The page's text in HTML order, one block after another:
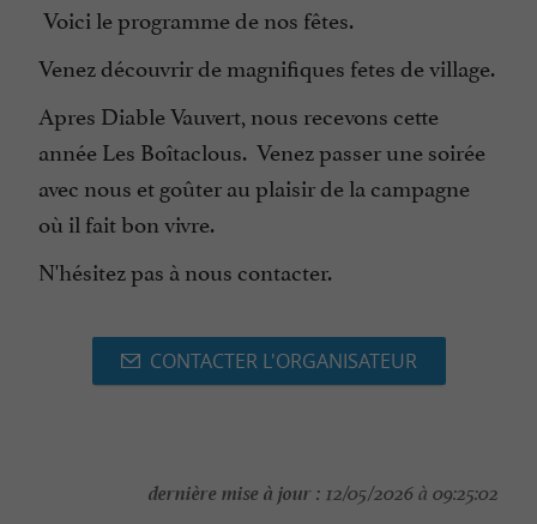
Voici le programme de nos fêtes.
Venez découvrir de magnifiques fetes de village.
Apres Diable Vauvert, nous recevons cette
année Les Boîtaclous. Venez passer une soirée
avec nous et goûter au plaisir de la campagne
où il fait bon vivre.
N'hésitez pas à nous contacter.
CONTACTER L'ORGANISATEUR
dernière mise à jour : 12/05/2026 à 09:25:02